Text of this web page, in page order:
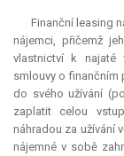
Finanční leasing
nájemci, přičemž
vlastnictví k najaté
smlouvy o finančním
do svého užívání
zaplatit celou
náhradou za užívání
nájemné v sobě